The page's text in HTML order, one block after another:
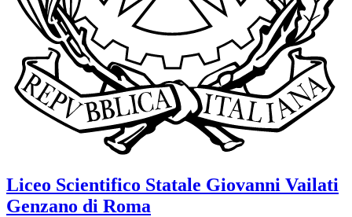
Liceo Scientifico Statale Giovanni Vailati
Genzano di Roma